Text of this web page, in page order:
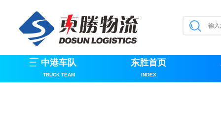
中港车队
TRUCK TEAM
东胜首页
INDEX